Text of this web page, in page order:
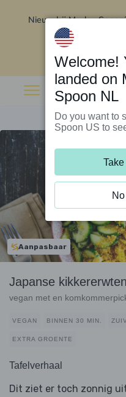
Nieuw bij Marley
Aanpasbaar
Japanse
vegan met en
VEGAN BINNEN 30 MIN.
EXTRA GROENTE
Tafelverhaal
Dit ziet er toch zonnig
Welcome!
landed on
Spoon NL
Do you want to
Spoon US to